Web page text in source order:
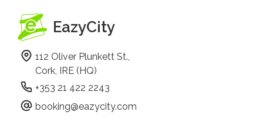
EazyCity
112 Oliver Plunkett St.,
Cork, IRE (HQ)
+353 21 422 2243
booking@eazycity.com